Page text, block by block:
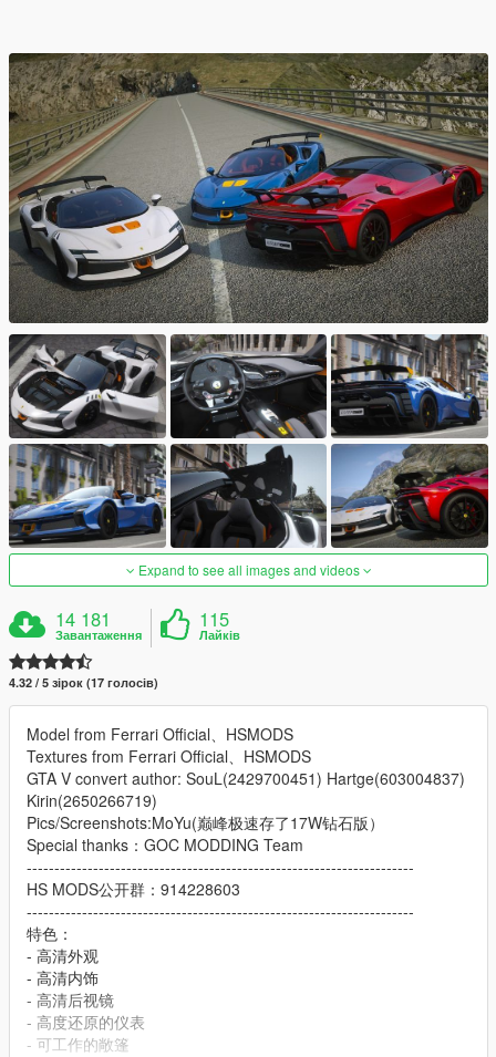
Expand to see all images and videos
14 181
Завантаження
115
Лайків
4.32 / 5 зірок (17 голосів)
Model from Ferrari Official、HSMODS
Textures from Ferrari Official、HSMODS
GTA V convert author: SouL(2429700451) Hartge(603004837)
Kirin(2650266719)
Pics/Screenshots:MoYu(巅峰极速存了17W钻石版）
Special thanks：GOC MODDING Team
----------------------------------------------------------------------
HS MODS公开群：914228603
----------------------------------------------------------------------
特色：
- 高清外观
- 高清内饰
- 高清后视镜
- 高度还原的仪表
- 可工作的敞篷